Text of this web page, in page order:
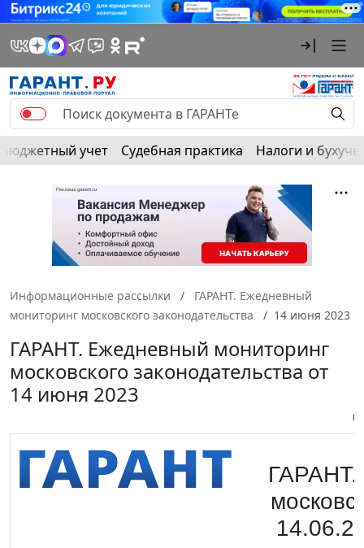
Бюджетный учет Судебная практика Налоги и
Информационные рассылки
ГАРАНТ. Ежедневный
мониторинг московского законодательства
14 июня 2023
ГАРАНТ. Ежедневный мониторинг
московского законодательства от
14 июня 2023
ГАРАНТ.